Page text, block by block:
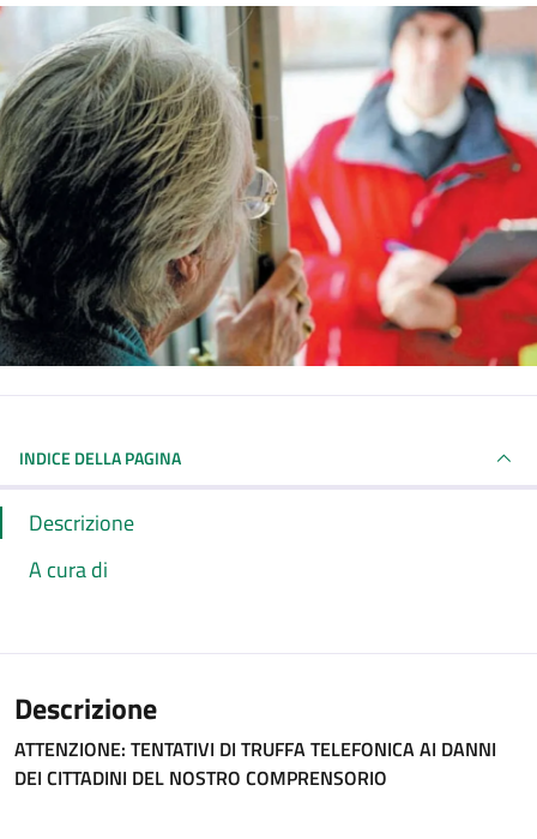
INDICE DELLA PAGINA
Descrizione
A cura di
Descrizione
ATTENZIONE: TENTATIVI DI TRUFFA TELEFONICA AI DANNI
DEI CITTADINI DEL NOSTRO COMPRENSORIO